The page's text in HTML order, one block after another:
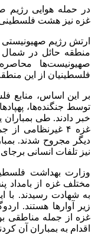
در حمله هوایی
غزه نیز هشت
ارتش رژیم صهیونیستی
منطقه حائل در شمال
صهیونیست‌ها
فلسطینیان از این
بر این اساس، منابع
توسط جنگنده‌ها، پهپادها
خبر دادند. طی
غزه ۴ غیرنظامی
دیگر مجروح شدند.
نیز تلفات انسانی
وزارت بهداشت
به شهادت رسیدند. با
زیر آوارها هستند.
غزه از جمله مناطقی
اقدام به بمباران آن